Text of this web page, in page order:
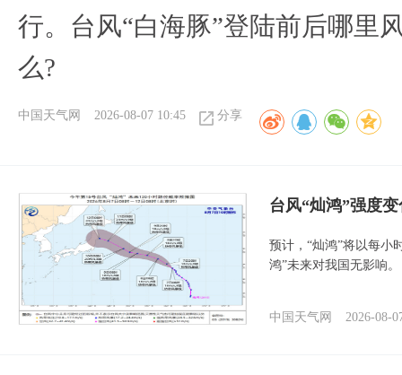
行。台风“白海豚”登陆前后哪里
么?
中国天气网 2026-08-07 10:45 分享
台风“灿鸿”强度
预计，“灿鸿”将以每小
鸿”未来对我国无影响。
中国天气网 2026-08-